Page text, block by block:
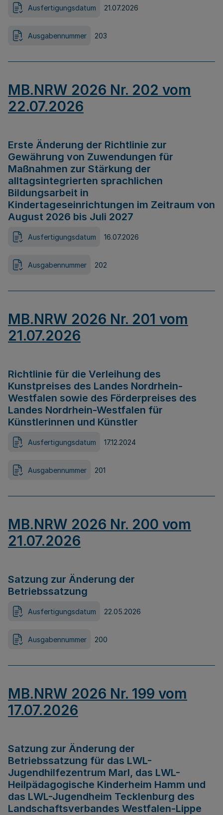
Ausfertigungsdatum 21.07.2026
Ausgabennummer 203
MB.NRW 2026 Nr. 202 vom
22.07.2026
Erste Änderung der Richtlinie zur
Gewährung von Zuwendungen für
Maßnahmen zur Stärkung der
alltagsintegrierten sprachlichen
Bildungsarbeit in
Kindertageseinrichtungen im Zeitraum von
August 2026 bis Juli 2027
Ausfertigungsdatum 16.07.2026
Ausgabennummer 202
MB.NRW 2026 Nr. 201 vom
21.07.2026
Richtlinie für die Verleihung des
Kunstpreises des Landes Nordrhein-
Westfalen sowie des Förderpreises des
Landes Nordrhein-Westfalen für
Künstlerinnen und Künstler
Ausfertigungsdatum 17.12.2024
Ausgabennummer 201
MB.NRW 2026 Nr. 200 vom
21.07.2026
Satzung zur Änderung der
Betriebssatzung
Ausfertigungsdatum 22.05.2026
Ausgabennummer 200
MB.NRW 2026 Nr. 199 vom
17.07.2026
Satzung zur Änderung der
Betriebssatzung für das LWL-
Jugendhilfezentrum Marl, das LWL-
Heilpädagogische Kinderheim Hamm und
das LWL-Jugendheim Tecklenburg des
Landschaftsverbandes Westfalen-Lippe